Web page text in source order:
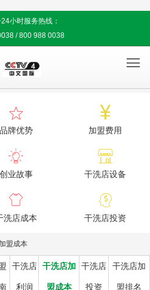
小时服务热线：
/ 800 988 0038


品牌优势

加盟费用

创业故事

干洗店设备

洗店成本

干洗店投资
盟成本
干洗店
利润
干洗店加
盟成本
干洗店
投资
干洗店加
盟排名